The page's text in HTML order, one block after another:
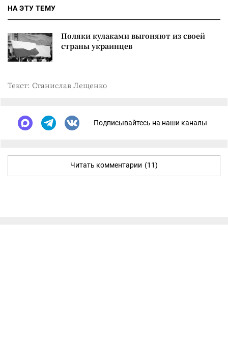
НА ЭТУ ТЕМУ
Поляки кулаками выгоняют из своей
страны украинцев
Текст: Станислав Лещенко
Подписывайтесь на наши каналы
Читать комментарии (11)